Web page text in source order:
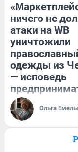
ничего не
атаки на WB
уничтожили
одежды из
— исповедь
Ольга